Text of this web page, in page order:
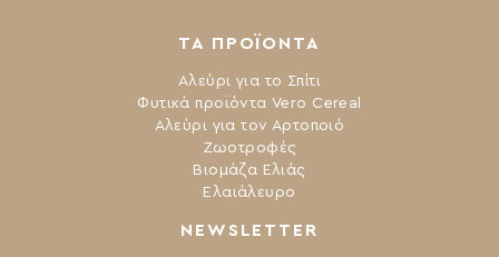
NEWSLETTER
ΤΑ ΠΡΟΪΟΝΤΑ
Αλεύρι για το Σπίτι
Φυτικά προϊόντα Vero Cereal
Αλεύρι για τον Αρτοποιό
Ζωοτροφές
Βιομάζα Ελιάς
Ελαιάλευρο